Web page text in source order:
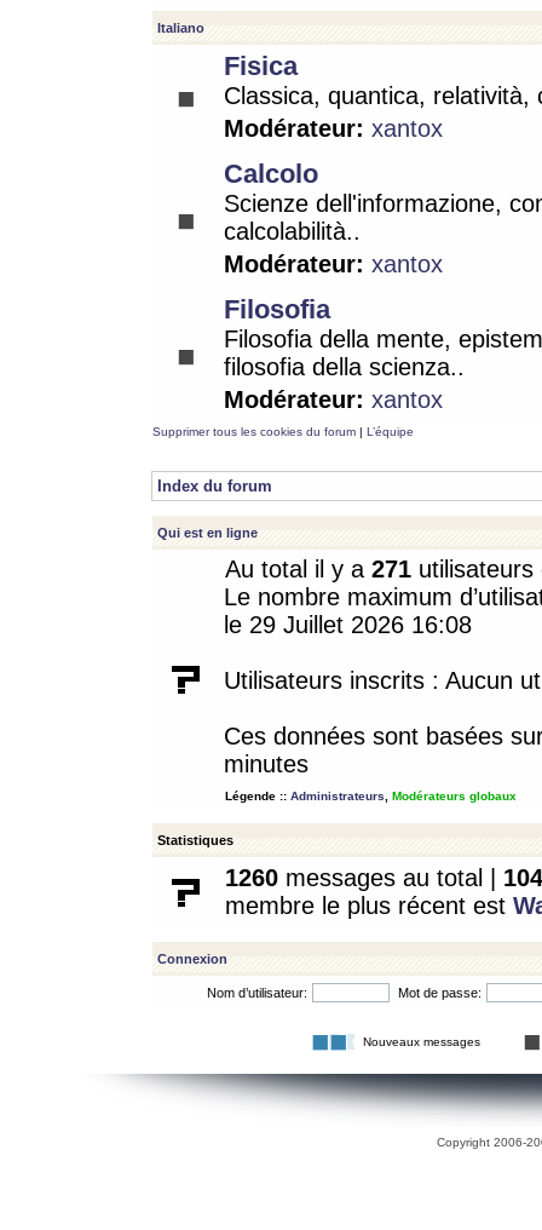
Italiano
Fisica
Classica, quantica, relatività,
Modérateur: xantox
Calcolo
Scienze dell'informazione,
calcolabilità..
Modérateur: xantox
Filosofia
Filosofia della mente,
filosofia della scienza..
Modérateur: xantox
Supprimer tous les cookies du forum | L’équipe
Index du forum
Qui est en ligne
Au total il y a 271
Le nombre maximum
le 29 Juillet 2026 16:08
Utilisateurs inscrits : Aucun
Ces données sont basées
minutes
Légende :: Administrateurs Modérateurs globaux
Statistiques
1260 messages au total | 104
membre le plus récent est
Connexion
Nom d’utilisateur: Mot de passe:
Nouveaux messages
Copyright 2006-